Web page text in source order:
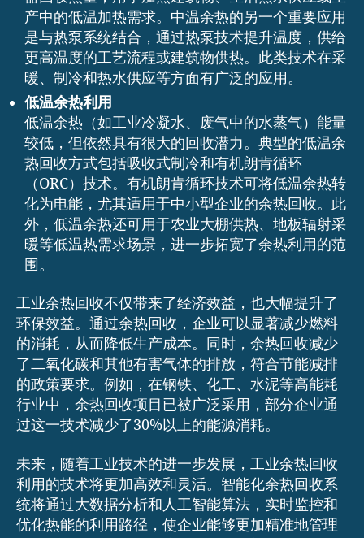
产中的低温加热需求。中温余热的另一个重要应用
是与热泵系统结合，通过热泵技术提升温度，供给
更高温度的工艺流程或建筑物供热。此类技术在采
暖、制冷和热水供应等方面有广泛的应用。
低温余热利用
低温余热（如工业冷凝水、废气中的水蒸气）能量
较低，但依然具有很大的回收潜力。典型的低温余
热回收方式包括吸收式制冷和有机朗肯循环
（ORC）技术。有机朗肯循环技术可将低温余热转
化为电能，尤其适用于中小型企业的余热回收。此
外，低温余热还可用于农业大棚供热、地板辐射采
暖等低温热需求场景，进一步拓宽了余热利用的范
围。
工业余热回收不仅带来了经济效益，也大幅提升了
环保效益。通过余热回收，企业可以显著减少燃料
的消耗，从而降低生产成本。同时，余热回收减少
了二氧化碳和其他有害气体的排放，符合节能减排
的政策要求。例如，在钢铁、化工、水泥等高能耗
行业中，余热回收项目已被广泛采用，部分企业通
过这一技术减少了30%以上的能源消耗。
未来，随着工业技术的进一步发展，工业余热回收
利用的技术将更加高效和灵活。智能化余热回收系
统将通过大数据分析和人工智能算法，实时监控和
优化热能的利用路径，使企业能够更加精准地管理